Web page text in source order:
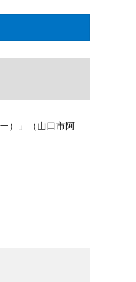
）」（山口市阿